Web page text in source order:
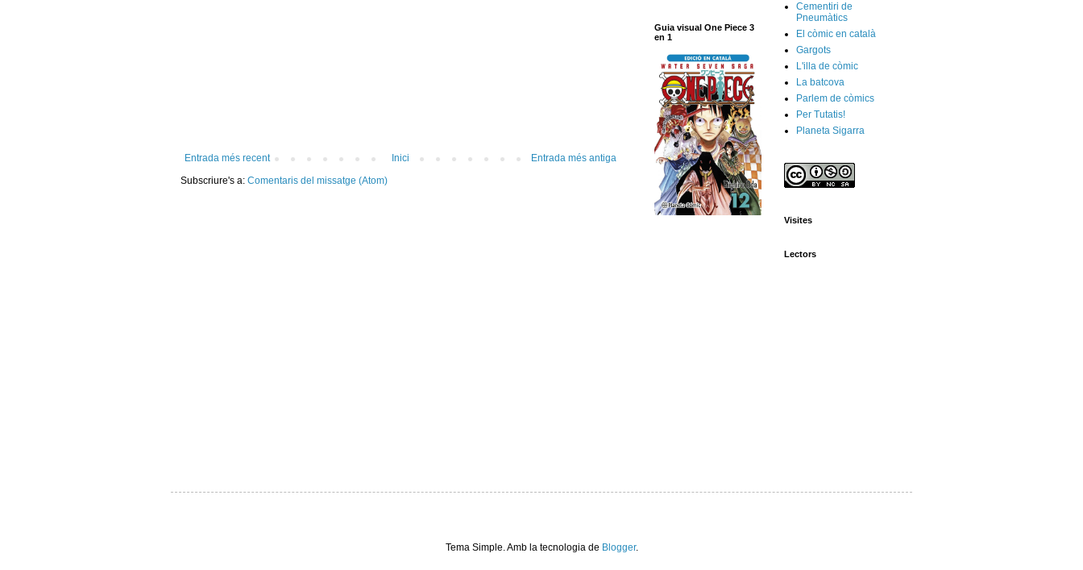
Entrada més recent Entrada més antiga
Inici
Subscriure's a: Comentaris del missatge (Atom)
Guia visual One Piece 3
en 1
Cementiri de
Pneumàtics
El còmic en català
Gargots
L'illa de còmic
La batcova
Parlem de còmics
Per Tutatis!
Planeta Sigarra
Visites
Lectors
Tema Simple. Amb la tecnologia de Blogger.